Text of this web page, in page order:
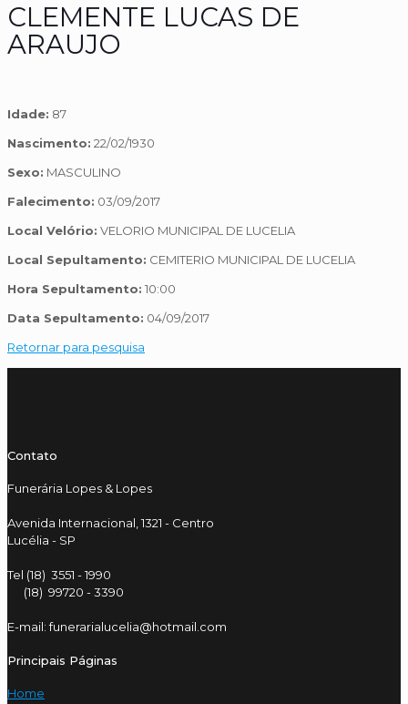
CLEMENTE LUCAS DE
ARAUJO
Idade: 87
Nascimento: 22/02/1930
Sexo: MASCULINO
Falecimento: 03/09/2017
Local Velório: VELORIO MUNICIPAL DE LUCELIA
Local Sepultamento: CEMITERIO MUNICIPAL DE LUCELIA
Hora Sepultamento: 10:00
Data Sepultamento: 04/09/2017
Retornar para pesquisa
Contato
Funerária Lopes & Lopes
Avenida Internacional, 1321 - Centro
Lucélia - SP
Tel (18) 3551 - 1990
(18) 99720 - 3390
E-mail: funerarialucelia@hotmail.com
Principais Páginas
Home